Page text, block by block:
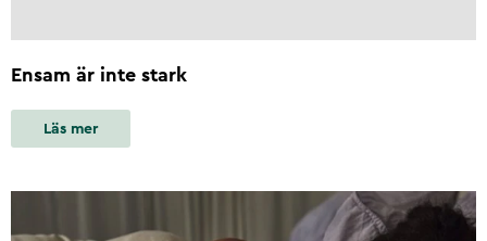
Ensam är inte stark
Läs mer